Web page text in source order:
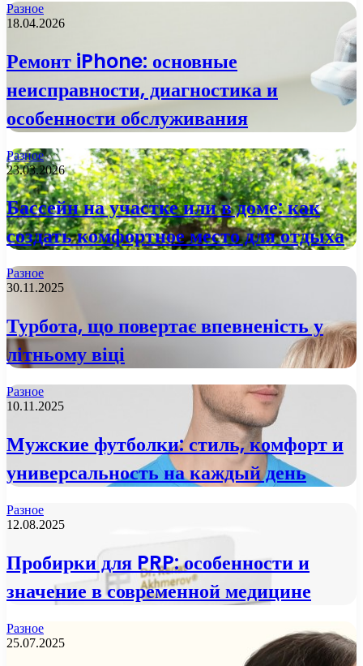
Разное
18.04.2026
Ремонт iPhone: основные
неисправности, диагностика и
особенности обслуживания
Разное
23.03.2026
Бассейн на участке или в доме: как
создать комфортное место для отдыха
Разное
30.11.2025
Турбота, що повертає впевненість у
літньому віці
Разное
10.11.2025
Мужские футболки: стиль, комфорт и
универсальность на каждый день
Разное
12.08.2025
Пробирки для PRP: особенности и
значение в современной медицине
Разное
25.07.2025